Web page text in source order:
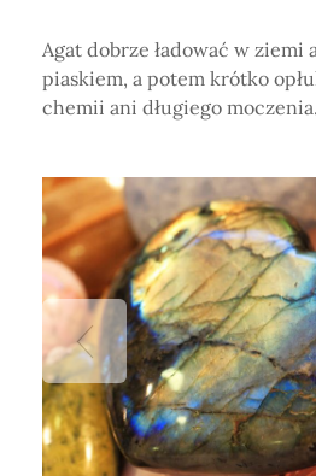
Agat dobrze ładować w ziemi
piaskiem, a potem krótko
chemii ani długiego moczenia.